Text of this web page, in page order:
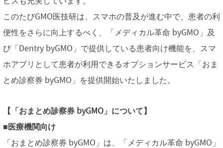
このたびGMO医技研は、スマホの普及が進む中で、患者の利
便性をさらに向上するべく、「メディカル革命 byGMO」及
び「Dentry byGMO」で提供している患者向け機能を、スマ
ホアプリとして患者が利用できるオプションサービス「おま
とめ診察券 byGMO」を提供開始いたしました。
【「おまとめ診察券 byGMO」について】
■医療機関向け
「おまとめ診察券 byGMO」は、「メディカル革命 byGMO」